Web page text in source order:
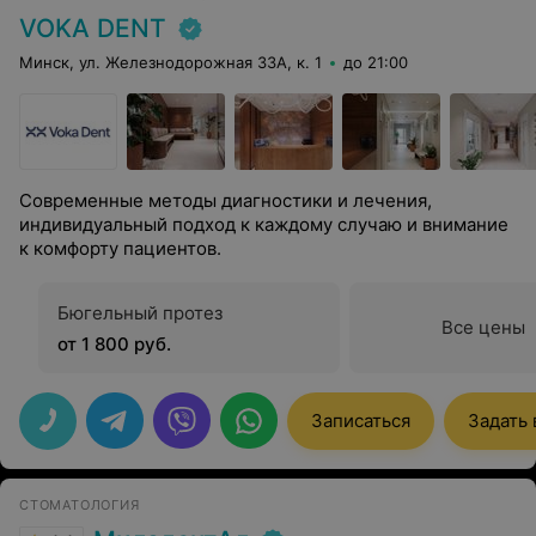
VOKA DENT
Минск, ул. Железнодорожная 33А, к. 1 до 21:00
Современные методы диагностики и лечения,
индивидуальный подход к каждому случаю и внимание
к комфорту пациентов.
Бюгельный протез
от 1 800 руб.
Все цены
Записаться Задать
СТОМАТОЛОГИЯ